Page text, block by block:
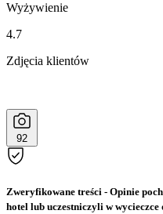
Wyżywienie
4.7
Zdjęcia klientów
92
Zweryfikowane treści - Opinie
hotel lub uczestniczyli w wycieczce